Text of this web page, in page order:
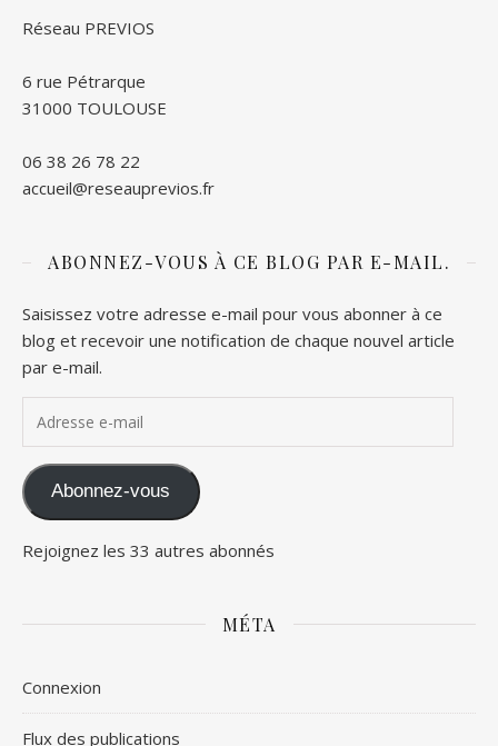
Réseau PREVIOS
6 rue Pétrarque
31000 TOULOUSE
06 38 26 78 22
accueil@reseauprevios.fr
ABONNEZ-VOUS À CE BLOG PAR E-MAIL.
Saisissez votre adresse e-mail pour vous abonner à ce
blog et recevoir une notification de chaque nouvel article
par e-mail.
Abonnez-vous
Rejoignez les 33 autres abonnés
MÉTA
Connexion
Flux des publications